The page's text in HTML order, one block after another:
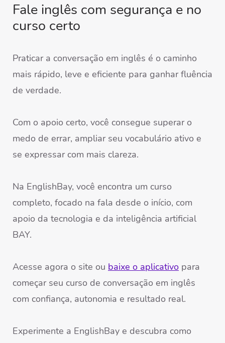
Fale inglês com segurança e no
curso certo
Praticar a conversação em inglês é o caminho
mais rápido, leve e eficiente para ganhar fluência
de verdade.
Com o apoio certo, você consegue superar o
medo de errar, ampliar seu vocabulário ativo e
se expressar com mais clareza.
Na EnglishBay, você encontra um curso
completo, focado na fala desde o início, com
apoio da tecnologia e da inteligência artificial
BAY.
Acesse agora o site ou baixe o aplicativo para
começar seu curso de conversação em inglês
com confiança, autonomia e resultado real.
Experimente a EnglishBay e descubra como